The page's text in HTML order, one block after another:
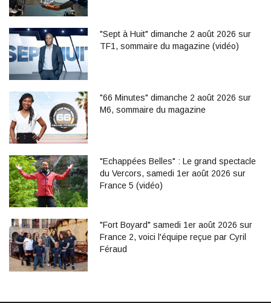
"Sept à Huit" dimanche 2 août 2026 sur
TF1, sommaire du magazine (vidéo)
"66 Minutes" dimanche 2 août 2026 sur
M6, sommaire du magazine
"Echappées Belles" : Le grand spectacle
du Vercors, samedi 1er août 2026 sur
France 5 (vidéo)
"Fort Boyard" samedi 1er août 2026 sur
France 2, voici l'équipe reçue par Cyril
Féraud